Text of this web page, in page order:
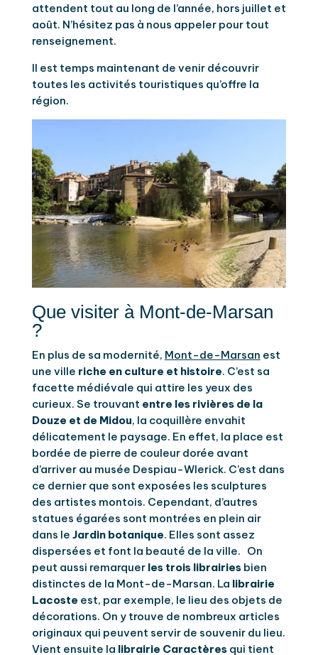
attendent tout au long de l’année, hors juillet et
août. N’hésitez pas à nous appeler pour tout
renseignement.
Il est temps maintenant de venir découvrir
toutes les activités touristiques qu’offre la
région.
Que visiter à Mont-de-Marsan
?
En plus de sa modernité, Mont-de-Marsan est
une ville riche en culture et histoire. C’est sa
facette médiévale qui attire les yeux des
curieux. Se trouvant entre les rivières de la
Douze et de Midou, la coquillère envahit
délicatement le paysage. En effet, la place est
bordée de pierre de couleur dorée avant
d’arriver au musée Despiau-Wlerick. C’est dans
ce dernier que sont exposées les sculptures
des artistes montois. Cependant, d’autres
statues égarées sont montrées en plein air
dans le Jardin botanique. Elles sont assez
dispersées et font la beauté de la ville. On
peut aussi remarquer les trois librairiesbien
distinctes de la Mont-de-Marsan. La librairie
Lacoste est, par exemple, le lieu des objets de
décorations. On y trouve de nombreux articles
originaux qui peuvent servir de souvenir du lieu.
Vient ensuite la librairie Caractèresqui tient